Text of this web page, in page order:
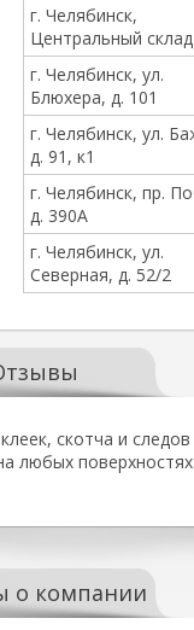
г. Челябинск,
Центральный склад
г. Челябинск, ул.
Блюхера, д. 101
г. Челябинск, ул.
д. 91, к1
г. Челябинск, пр.
д. 390А
г. Челябинск, ул.
Северная, д. 52/2
скотча и
о компании